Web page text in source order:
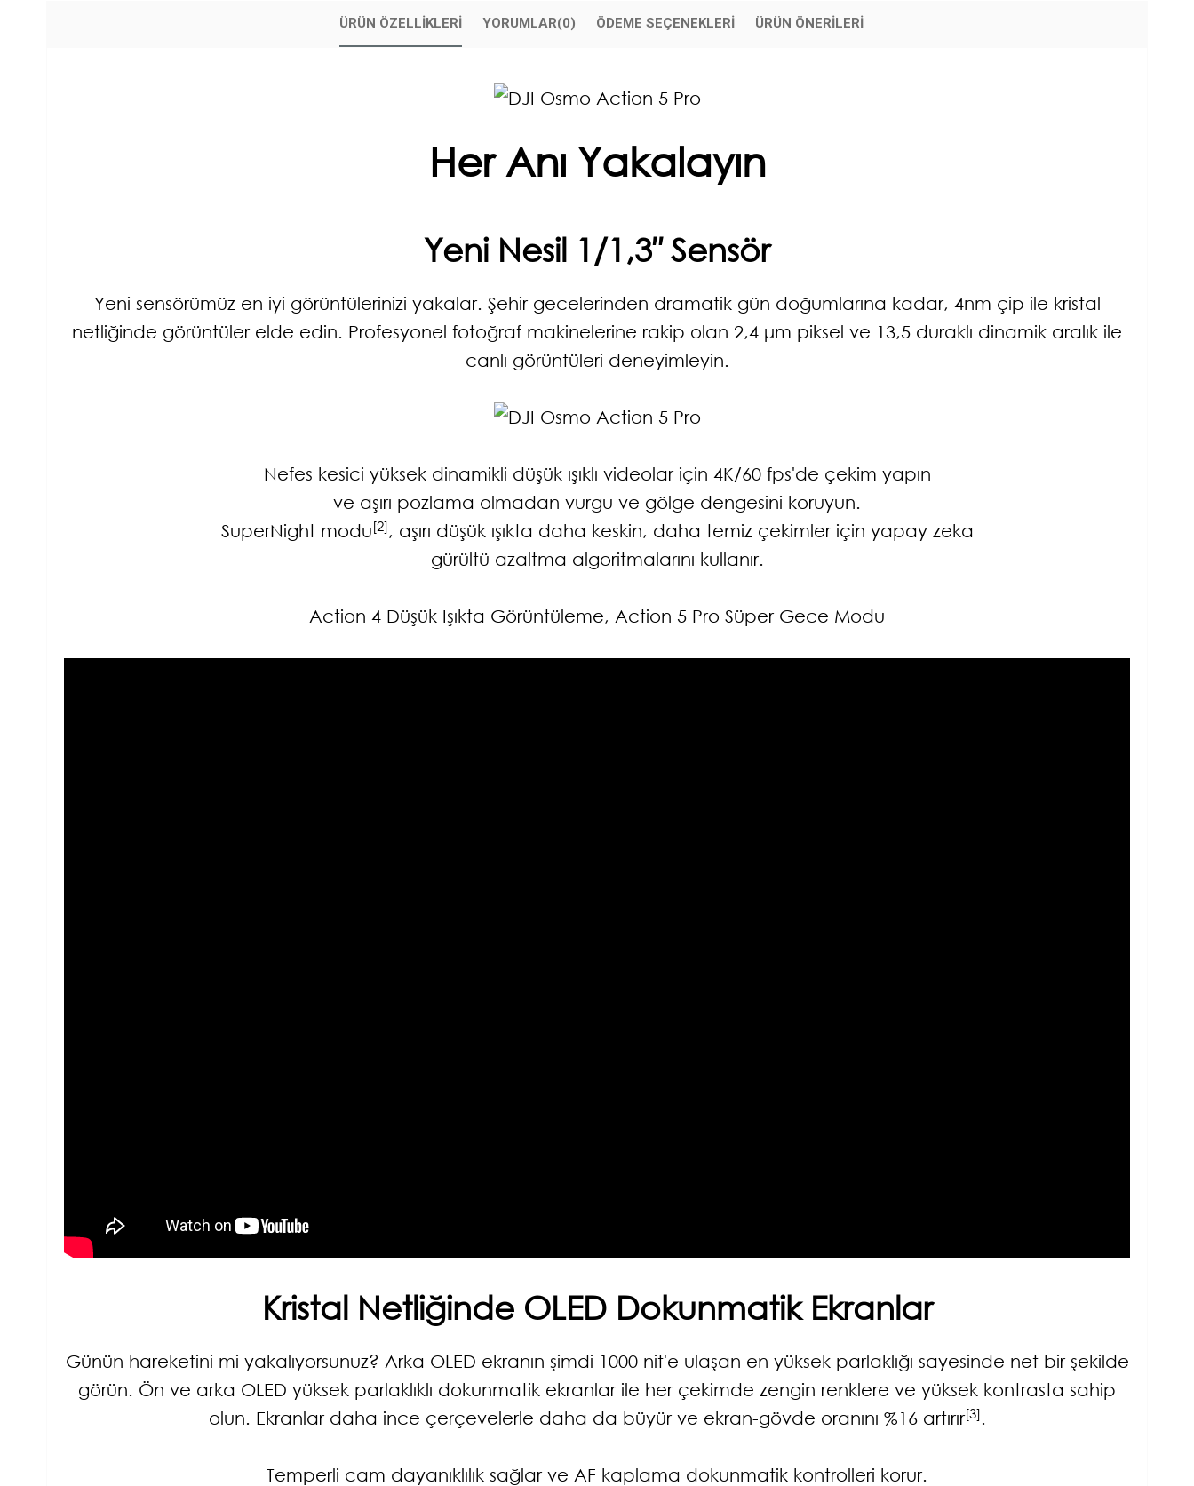
ÜRÜN ÖZELLIKLERI YORUMLAR(0) ÖDEME SEÇENEKLERI ÜRÜN ÖNERILERI
Her Anı Yakalayın
Yeni Nesil 1/1,3″ Sensör
Yeni sensörümüz en iyi görüntülerinizi yakalar. Şehir gecelerinden dramatik gün doğumlarına kadar, 4nm çip ile kristal
netliğinde görüntüler elde edin. Profesyonel fotoğraf makinelerine rakip olan 2,4 μm piksel ve 13,5 duraklı dinamik aralık ile
canlı görüntüleri deneyimleyin.
Nefes kesici yüksek dinamikli düşük ışıklı videolar için 4K/60 fps'de çekim yapın
ve aşırı pozlama olmadan vurgu ve gölge dengesini koruyun.
SuperNight modu[2], aşırı düşük ışıkta daha keskin, daha temiz çekimler için yapay zeka
gürültü azaltma algoritmalarını kullanır.
Action 4 Düşük Işıkta Görüntüleme, Action 5 Pro Süper Gece Modu
Kristal Netliğinde OLED Dokunmatik Ekranlar
Günün hareketini mi yakalıyorsunuz? Arka OLED ekranın şimdi 1000 nit'e ulaşan en yüksek parlaklığı sayesinde net bir şekilde
görün. Ön ve arka OLED yüksek parlaklıklı dokunmatik ekranlar ile her çekimde zengin renklere ve yüksek kontrasta sahip
olun. Ekranlar daha ince çerçevelerle daha da büyür ve ekran-gövde oranını %16 artırır[3].
Temperli cam dayanıklılık sağlar ve AF kaplama dokunmatik kontrolleri korur.